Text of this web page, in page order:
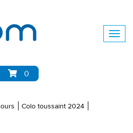
0
Colo toussaint 2024